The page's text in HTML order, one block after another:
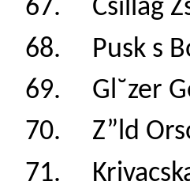
67.
68.
69.
70.
71.